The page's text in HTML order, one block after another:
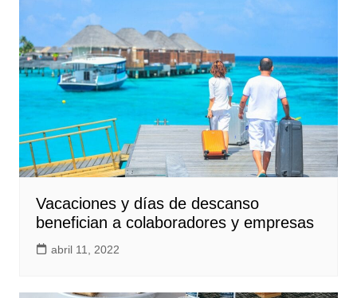
Vacaciones y días de descanso
benefician a colaboradores y empresas
abril 11, 2022